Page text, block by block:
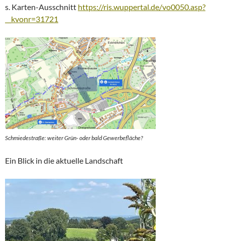
s. Karten-Ausschnitt https://ris.wuppertal.de/vo0050.asp?
__kvonr=31721
Schmiedestraße: weiter Grün- oder bald Gewerbefläche?
Ein Blick in die aktuelle Landschaft